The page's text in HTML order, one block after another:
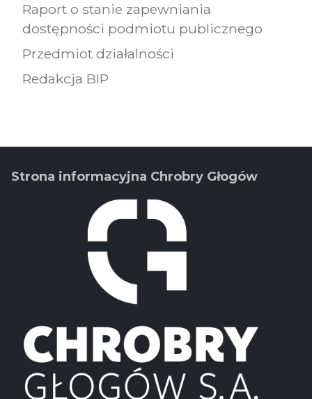
Raport o stanie zapewniania
dostępności podmiotu publicznego
Przedmiot działalności
Redakcja BIP
Strona informacyjna Chrobry Głogów